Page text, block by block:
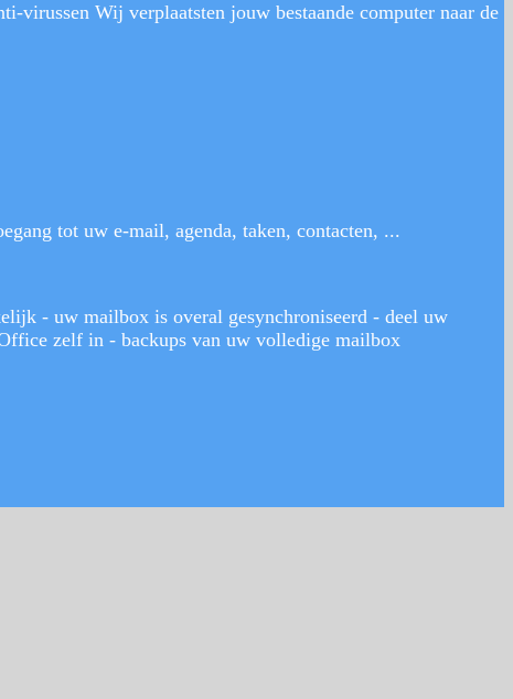
virussen Wij verplaatsten jouw bestaande computer naar de
tot uw e-mail, agenda, taken, contacten, ...
- uw mailbox is overal gesynchroniseerd - deel uw
zelf in - backups van uw volledige mailbox